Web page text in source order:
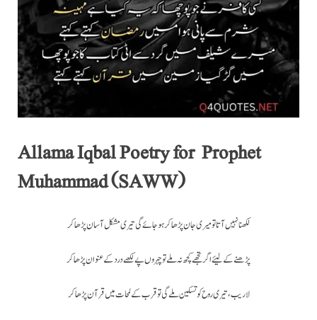
Allama Iqbal Poetry for Prophet
Muhammad (SAWW)
لکھنا نہیں آتا تو میری جان پڑھا کر ہو جائے گی تیری مشکل آسان پڑھا کر
پڑھنے کے لیئے اگر تجھے کچھ نہ ملے تو چہروں پے لکھے درد کے عنوان پڑھا کر
لاریب، تیری روح کو تسکین ملے گی تو قرب کے لمحات میں قرآن پڑھا کر